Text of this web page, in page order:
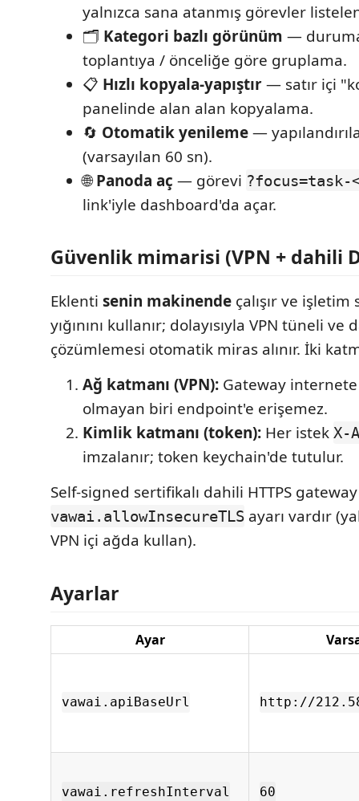
yalnızca sana atanmış görevler
🗂️ Kategori bazlı görünüm —
toplantıya / önceliğe göre gruplama.
📋 Hızlı kopyala-yapıştır— satır içi
panelinde alan alan kopyalama.
🔄 Otomatik yenileme—
(varsayılan 60 sn).
🌐Panoda aç — görevi ?focus=task-
link'iyle dashboard'da açar.
Güvenlik mimarisi (VPN + dahili
Eklenti senin makinende çalışır ve
yığınını kullanır; dolayısıyla VPN tüneli ve
çözümlemesi otomatik miras alınır. İki
Ağ katmanı (VPN): Gateway internete
olmayan biri endpoint'e erişemez.
Kimlik katmanı (token): Her istek X-
imzalanır; token keychain'de tutulur.
Self-signed sertifikalı dahili HTTPS
vawai.allowInsecureTLS ayarı vardır
VPN içi ağda kullan).
Ayarlar
Ayar
vawai.apiBaseUrl http://
vawai.refreshInterval 60